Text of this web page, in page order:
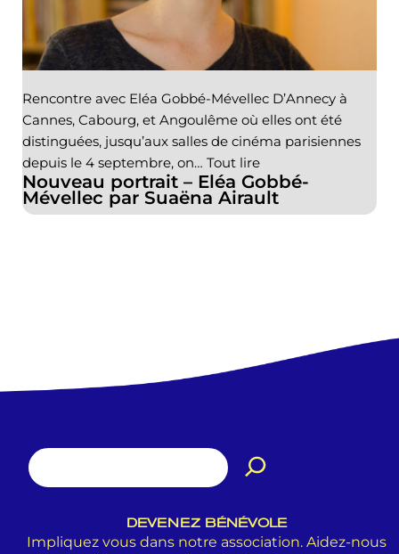
Nouveau portrait – Eléa Gobbé-
Mévellec par Suaëna Airault
Rencontre avec Eléa Gobbé-Mévellec D’Annecy à
Cannes, Cabourg, et Angoulême où elles ont été
distinguées, jusqu’aux salles de cinéma parisiennes
depuis le 4 septembre, on… Tout lire
DEVENEZ BÉNÉVOLE
Impliquez vous dans notre association. Aidez-nous